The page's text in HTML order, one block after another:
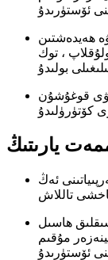
ھەيدەشتىن
، توك
قوغۇشۇن
ئەڭ
ھاسىل
مۇقىم